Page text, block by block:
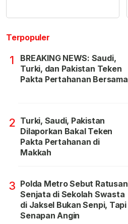
Terpopuler
1
BREAKING NEWS: Saudi,
Turki, dan Pakistan Teken
Pakta Pertahanan Bersama
2 Turki, Saudi, Pakistan
Dilaporkan Bakal Teken
Pakta Pertahanan di
Makkah
3 Polda Metro Sebut Ratusan
Senjata di Sekolah Swasta
di Jaksel Bukan Senpi, Tapi
Senapan Angin